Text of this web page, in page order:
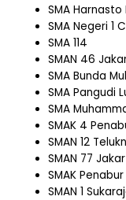
SMA
SMA Negeri 1
SMA 114
SMAN 46
SMA Bunda
SMA Pangudi
SMA
SMAK 4
SMAN 12
SMAN 77
SMAK
SMAN 1